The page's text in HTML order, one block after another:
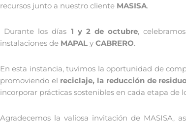
recursos junto a nuestro cliente MASISA.
Durante los días 1 y 2 de octubre,
instalaciones de MAPAL y CABRERO.
En esta instancia, tuvimos la oportunidad de
promoviendo el reciclaje, la reducción de
incorporar prácticas sostenibles en cada etapa de
Agradecemos la valiosa invitación de MASISA,